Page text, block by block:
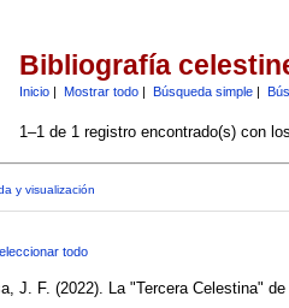
Bibliografía
Inicio| Mostrar todo| Búsqueda simple|
1–1 de 1 registro encontrado(s) con
y visualización
todo
J. F. (2022). La "Tercera Celestina"